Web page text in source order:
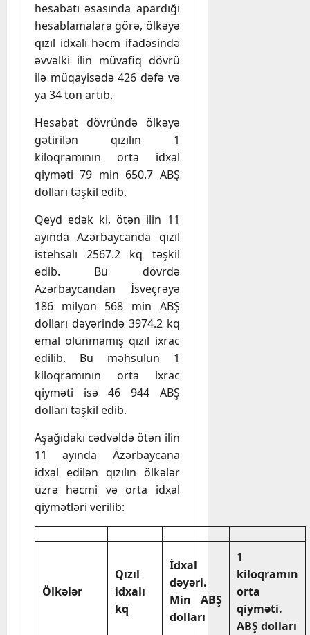
hesabatı əsasında apardığı
hesablamalara görə, ölkəyə
qızıl idxalı həcm ifadəsində
əvvəlki ilin müvafiq dövrü
ilə müqayisədə 426 dəfə və
ya 34 ton artıb.
Hesabat dövründə ölkəyə
gətirilən qızılın 1
kiloqramının orta idxal
qiyməti 79 min 650.7 ABŞ
dolları təşkil edib.
Qeyd edək ki, ötən ilin 11
ayında Azərbaycanda qızıl
istehsalı 2567.2 kq təşkil
edib. Bu dövrdə
Azərbaycandan İsveçrəyə
186 milyon 568 min ABŞ
dolları dəyərində 3974.2 kq
emal olunmamış qızıl ixrac
edilib. Bu məhsulun 1
kiloqramının orta ixrac
qiyməti isə 46 944 ABŞ
dolları təşkil edib.
Aşağıdakı cədvəldə ötən ilin
11 ayında Azərbaycana
idxal edilən qızılın ölkələr
üzrə həcmi və orta idxal
qiymətləri verilib:
Ölkələr
Qızıl
idxalı
kq
İdxal
dəyəri.
Min ABŞ
dolları
1
kiloqramın
orta
qiyməti.
ABŞ dolları